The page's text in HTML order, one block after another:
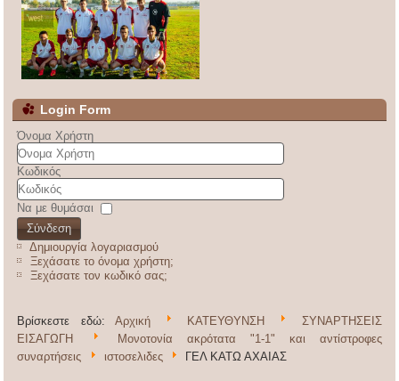
Login Form
Όνομα Χρήστη
Κωδικός
Να με θυμάσαι
Σύνδεση
Δημιουργία λογαριασμού
Ξεχάσατε το όνομα χρήστη;
Ξεχάσατε τον κωδικό σας;
Βρίσκεστε εδώ: Αρχική ΚΑΤΕΥΘΥΝΣΗ
ΣΥΝΑΡΤΗΣΕΙΣ
ΕΙΣΑΓΩΓΗ
Μονοτονία ακρότατα "1-1" και αντίστροφες
συναρτήσεις
ιστοσελιδες ΓΕΛ ΚΑΤΩ ΑΧΑΙΑΣ